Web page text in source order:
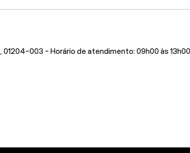
003 - Horário de atendimento: 09h00 às 13h00